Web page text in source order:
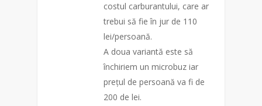
costul carburantului, care ar
trebui să fie în jur de 110
lei/persoană.
A doua variantă este să
închiriem un microbuz iar
prețul de persoană va fi de
200 de lei.